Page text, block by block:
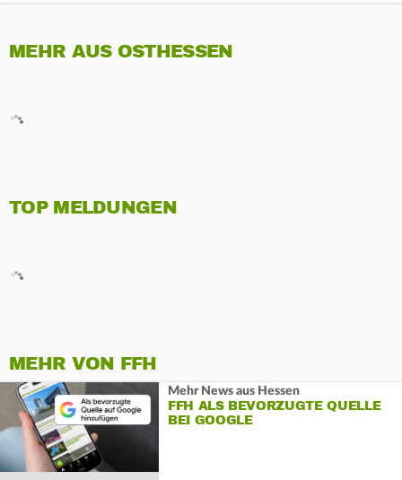
MEHR AUS OSTHESSEN
TOP MELDUNGEN
MEHR VON FFH
Mehr News aus Hessen
FFH ALS BEVORZUGTE QUELLE
BEI GOOGLE